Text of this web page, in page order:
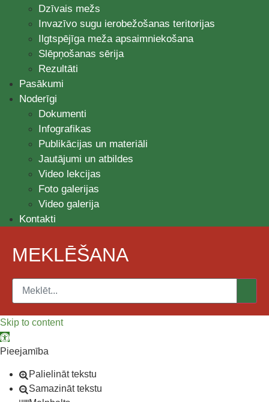
Dzīvais mežs
Invazīvo sugu ierobežošanas teritorijas
Ilgtspējīga meža apsaimniekošana
Slēpņošanas sērija
Rezultāti
Pasākumi
Noderīgi
Dokumenti
Infografikas
Publikācijas un materiāli
Jautājumi un atbildes
Video lekcijas
Foto galerijas
Video galerija
Kontakti
MEKLĒŠANA
Skip to content
Open toolbar
Pieejamība
Palielināt tekstu
Samazināt tekstu